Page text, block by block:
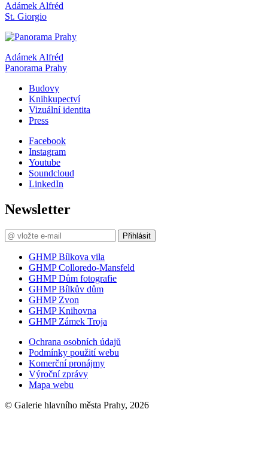
Adámek Alfréd
St. Giorgio
Adámek Alfréd
Panorama Prahy
Budovy
Knihkupectví
Vizuální identita
Press
Facebook
Instagram
Youtube
Soundcloud
LinkedIn
Newsletter
Přihlásit
GHMP Bílkova vila
GHMP Colloredo-Mansfeld
GHMP Dům fotografie
GHMP Bílkův dům
GHMP Zvon
GHMP Knihovna
GHMP Zámek Troja
Ochrana osobních údajů
Podmínky použití webu
Komerční pronájmy
Výroční zprávy
Mapa webu
© Galerie hlavního města Prahy, 2026